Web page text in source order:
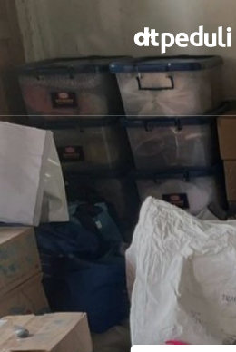
CARI
Temukan
berbagai
kebaikan